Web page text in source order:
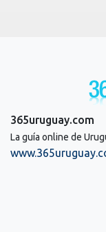
365uruguay.com
La guía online de